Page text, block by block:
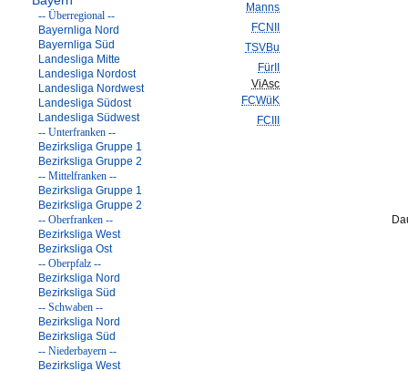
-- Überregional --
Bayernliga Nord
Bayernliga Süd
Landesliga Mitte
Landesliga Nordost
Landesliga Nordwest
Landesliga Südost
Landesliga Südwest
-- Unterfranken --
Bezirksliga Gruppe 1
Bezirksliga Gruppe 2
-- Mittelfranken --
Bezirksliga Gruppe 1
Bezirksliga Gruppe 2
-- Oberfranken --
Bezirksliga West
Bezirksliga Ost
-- Oberpfalz --
Bezirksliga Nord
Bezirksliga Süd
-- Schwaben --
Bezirksliga Nord
Bezirksliga Süd
-- Niederbayern --
Bezirksliga West
Manns
FCNII
TSVBu
FürII
ViAsc
FCWüK
FCIII